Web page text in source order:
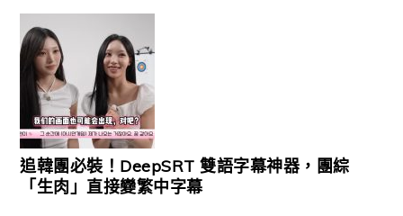
追韓團必裝！DeepSRT 雙語字幕神器，團綜
「生肉」直接變繁中字幕